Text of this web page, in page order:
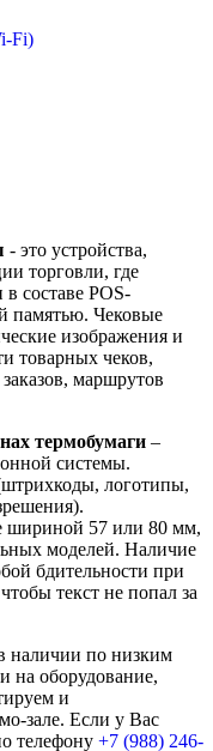
Fi)
- это устройства,
торговли, где
составе POS-
памятью. Чековые
изображения и
товарных чеков,
маршрутов
термобумаги –
системы.
логотипы,
шириной 57 или 80 мм,
моделей. Наличие
бдительности при
текст не попал за
наличии по низким
на оборудование,
и
зале. Если у Вас
телефону +7 (988) 246-